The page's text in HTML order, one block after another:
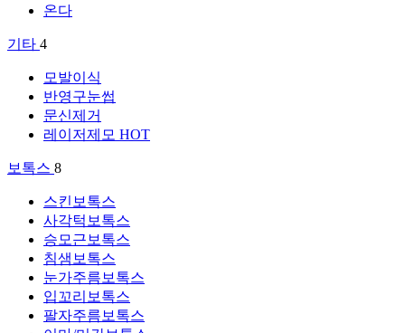
온다
기타 4
모발이식
반영구눈썹
문신제거
레이저제모 HOT
보톡스 8
스킨보톡스
사각턱보톡스
승모근보톡스
침샘보톡스
눈가주름보톡스
입꼬리보톡스
팔자주름보톡스